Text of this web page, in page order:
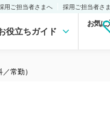
用ご担当者さまへ 採用ご担当者さ
役立ちガイド
お気に
常勤）